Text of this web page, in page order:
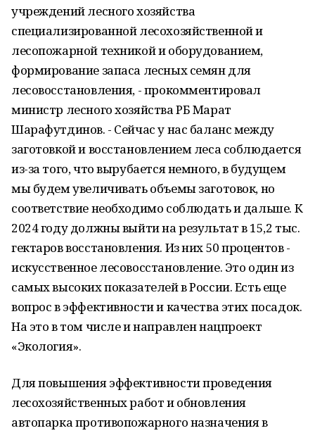
учреждений лесного хозяйства
специализированной лесохозяйственной и
лесопожарной техникой и оборудованием,
формирование запаса лесных семян для
лесовосстановления, - прокомментировал
министр лесного хозяйства РБ Марат
Шарафутдинов. - Сейчас у нас баланс между
заготовкой и восстановлением леса соблюдается
из-за того, что вырубается немного, в будущем
мы будем увеличивать объемы заготовок, но
соответствие необходимо соблюдать и дальше. К
2024 году должны выйти на результат в 15,2 тыс.
гектаров восстановления. Из них 50 процентов -
искусственное лесовосстановление. Это один из
самых высоких показателей в России. Есть еще
вопрос в эффективности и качества этих посадок.
На это в том числе и направлен нацпроект
«Экология».
Для повышения эффективности проведения
лесохозяйственных работ и обновления
автопарка противопожарного назначения в